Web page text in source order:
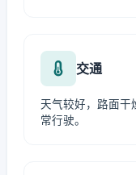
交通
天气较好，路面干
常行驶。